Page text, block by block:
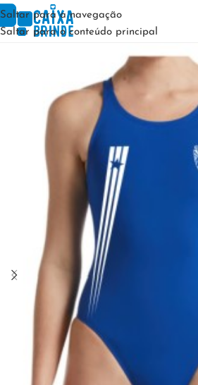
Saltar para a navegação
Saltar para o conteúdo principal